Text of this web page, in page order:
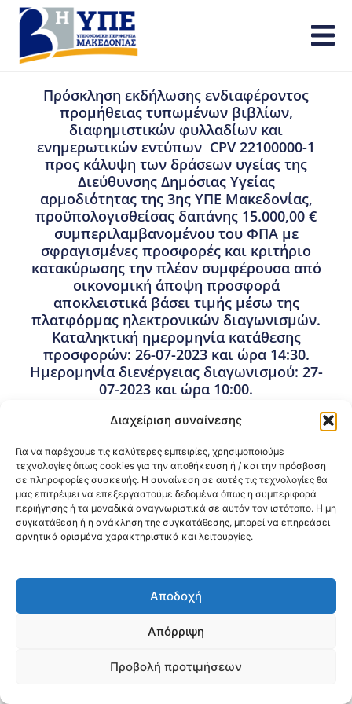
Διαχείριση συναίνεσης
Για να παρέχουμε τις καλύτερες εμπειρίες, χρησιμοποιούμε
τεχνολογίες όπως cookies για την αποθήκευση ή / και την πρόσβαση
σε πληροφορίες συσκευής. Η συναίνεση σε αυτές τις τεχνολογίες θα
μας επιτρέψει να επεξεργαστούμε δεδομένα όπως η συμπεριφορά
περιήγησης ή τα μοναδικά αναγνωριστικά σε αυτόν τον ιστότοπο. Η μη
συγκατάθεση ή η ανάκληση της συγκατάθεσης, μπορεί να επηρεάσει
αρνητικά ορισμένα χαρακτηριστικά και λειτουργίες.
Αποδοχή
Απόρριψη
Προβολή προτιμήσεων
Πρόσκληση εκδήλωσης ενδιαφέροντος
προμήθειας τυπωμένων βιβλίων,
διαφημιστικών φυλλαδίων και
ενημερωτικών εντύπων CPV 22100000-1
προς κάλυψη των δράσεων υγείας της
Διεύθυνσης Δημόσιας Υγείας
αρμοδιότητας της 3ης ΥΠΕ Μακεδονίας,
προϋπολογισθείσας δαπάνης 15.000,00 €
συμπεριλαμβανομένου του ΦΠΑ με
σφραγισμένες προσφορές και κριτήριο
κατακύρωσης την πλέον συμφέρουσα από
οικονομική άποψη προσφορά
αποκλειστικά βάσει τιμής μέσω της
πλατφόρμας ηλεκτρονικών διαγωνισμών.
Καταληκτική ημερομηνία κατάθεσης
προσφορών: 26-07-2023 και ώρα 14:30.
Ημερομηνία διενέργειας διαγωνισμού: 27-
07-2023 και ώρα 10:00.
6 Ιουλίου, 2023
Κοινοποίηση:
@2026 3ype.gr All rights reserved
Πολιτική Προστασίας Δεδομένων
Page Visits:
Website Visits: